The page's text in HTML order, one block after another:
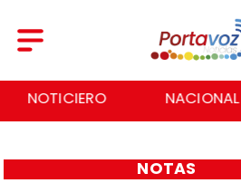
NOTICIERO NACIONAL
NOTAS